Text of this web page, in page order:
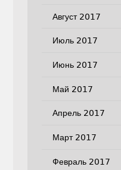
Август 2017
Июль 2017
Июнь 2017
Май 2017
Апрель 2017
Март 2017
Февраль 2017